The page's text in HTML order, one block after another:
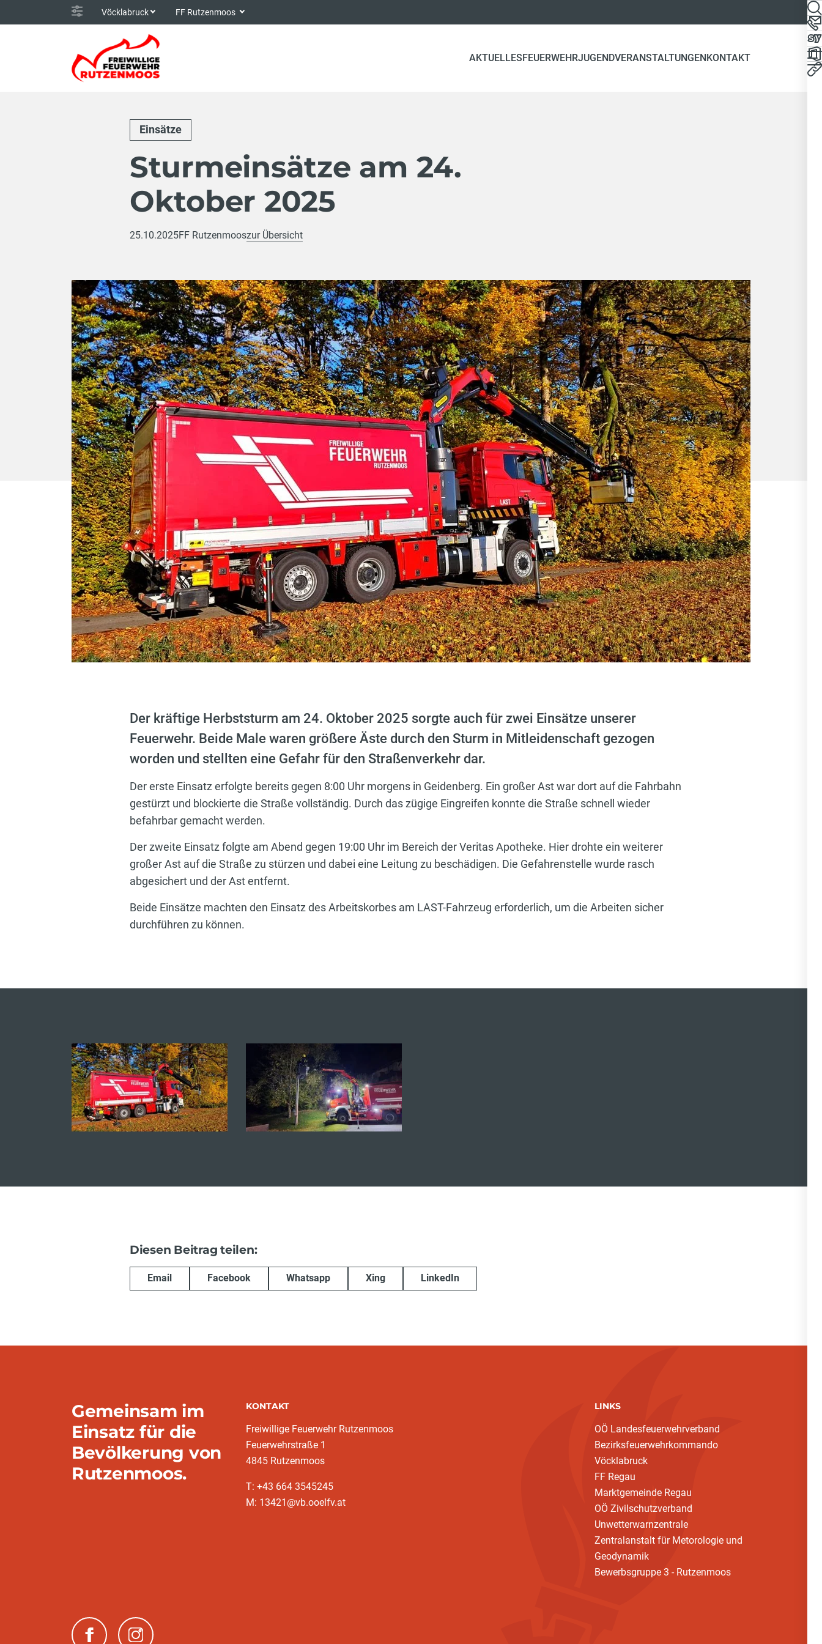
Vöcklabruck FF Rutzenmoos
AKTUELLESFEUERWEHRJUGENDVERANSTALTUNGENKONTAKT
Einsätze
Sturmeinsätze am 24.
Oktober 2025
25.10.2025FF Rutzenmooszur Übersicht
Der kräftige Herbststurm am 24. Oktober 2025 sorgte auch für zwei Einsätze unserer
Feuerwehr. Beide Male waren größere Äste durch den Sturm in Mitleidenschaft gezogen
worden und stellten eine Gefahr für den Straßenverkehr dar.
Der erste Einsatz erfolgte bereits gegen 8:00 Uhr morgens in Geidenberg. Ein großer Ast war dort auf die Fahrbahn
gestürzt und blockierte die Straße vollständig. Durch das zügige Eingreifen konnte die Straße schnell wieder
befahrbar gemacht werden.
Der zweite Einsatz folgte am Abend gegen 19:00 Uhr im Bereich der Veritas Apotheke. Hier drohte ein weiterer
großer Ast auf die Straße zu stürzen und dabei eine Leitung zu beschädigen. Die Gefahrenstelle wurde rasch
abgesichert und der Ast entfernt.
Beide Einsätze machten den Einsatz des Arbeitskorbes am LAST-Fahrzeug erforderlich, um die Arbeiten sicher
durchführen zu können.
Diesen Beitrag teilen:
Email Facebook Whatsapp Xing LinkedIn
Gemeinsam im
Einsatz für die
Bevölkerung von
Rutzenmoos.
KONTAKT
Freiwillige Feuerwehr Rutzenmoos
Feuerwehrstraße 1
4845 Rutzenmoos
T: +43 664 3545245
M: 13421@vb.ooelfv.at
LINKS
OÖ Landesfeuerwehrverband
Bezirksfeuerwehrkommando
Vöcklabruck
FF Regau
Marktgemeinde Regau
OÖ Zivilschutzverband
Unwetterwarnzentrale
Zentralanstalt für Metorologie und
Geodynamik
Bewerbsgruppe 3 - Rutzenmoos